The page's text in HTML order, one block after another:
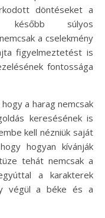
döntéseket a
később súlyos
a cselekmény
figyelmeztetést is
fontossága
a harag nemcsak
keresésének is
kell nézniük saját
hogyan kívánják
tehát nemcsak a
a karakterek
végül a béke és a